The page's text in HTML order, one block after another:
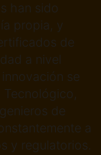
han sido
propia, y
de
a nivel
se
de
a
y regulatorios.